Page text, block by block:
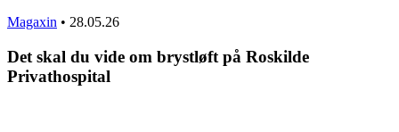
Magaxin • 28.05.26
Det skal du vide om brystløft på Roskilde
Privathospital